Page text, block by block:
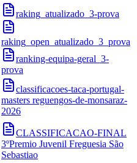
raking_atualizado_3-prova
raking_open_atualizado_3_prova
ranking-equipa-geral_3-
prova
classificacoes-taca-portugal-
masters reguengos-de-monsaraz-
2026
CLASSIFICACAO-FINAL
3ºPremio Juvenil Freguesia São
Sebastiao